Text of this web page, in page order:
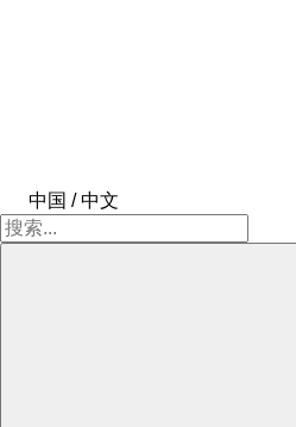
中国 / 中文